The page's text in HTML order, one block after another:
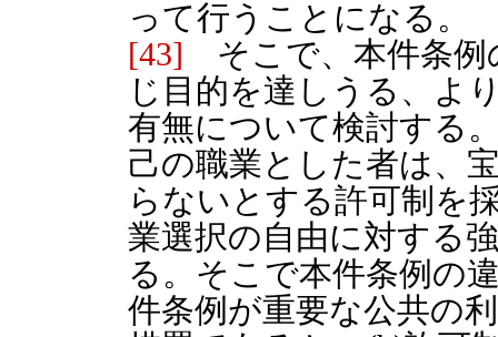
って行うことになる。
[43] そこで、本件条例
じ目的を達しうる、よ
有無について検討する
己の職業とした者は、
らないとする許可制を
業選択の自由に対する
る。そこで本件条例の
件条例が重要な公共の